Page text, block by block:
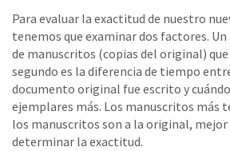
Para evaluar la exactitud de nuestro
tenemos que examinar dos factores.
de manuscritos (copias del original)
segundo es la diferencia de tiempo
documento original fue escrito y
ejemplares más. Los manuscritos más
los manuscritos son a la original, mejor
determinar la exactitud.